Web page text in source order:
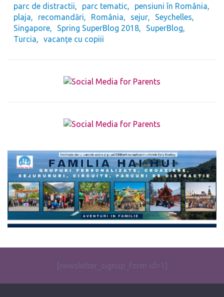
parc de distractii
parc tematic
pensiuni în România
plaja
recomandări România sejur
Seychelles
Singapore
Spring SuperBlog 2018
SuperBlog
Turcia
vacanțe cu copiii
The form you have selected does not exist.
[newsletter_signup_form id=1]